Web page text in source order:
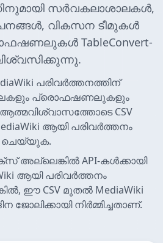
സർവകലാശാലകൾ,
വികസന ടീമുകൾ
TableConvert-
പരിവർത്തനത്തിന്
പ്രൊഫഷണലുകളും
CSV
ആയി പരിവർത്തനം
ചെയ്യുക.
അല്ലെങ്കിൽ API-കൾക്കായി
ആയി പരിവർത്തനം
ഈ CSV മുതൽ MediaWiki
ജോലിക്കായി നിർമ്മിച്ചതാണ്.